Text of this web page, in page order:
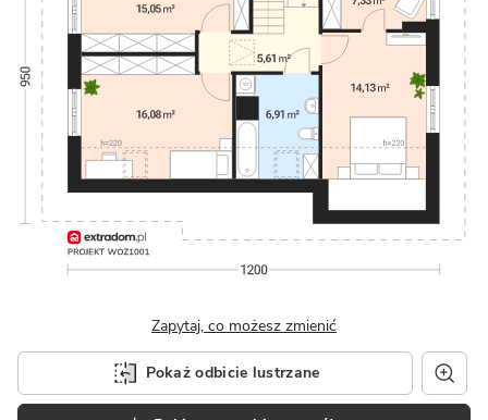
Zapytaj, co możesz zmienić
Pokaż odbicie lustrzane